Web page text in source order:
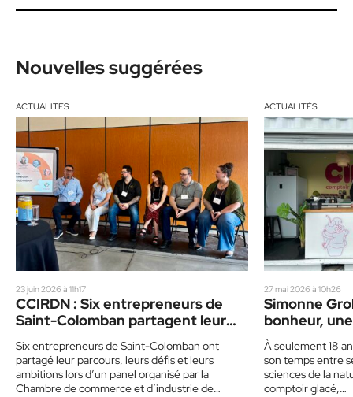
Nouvelles suggérées
ACTUALITÉS
23 juin 2026 à 11h17
CCIRDN : Six entrepreneurs de
Saint-Colomban partagent leur
Six entrepreneurs de Saint-Colomban ont
partagé leur parcours, leurs défis et leurs
ambitions lors d’un panel organisé par la
Chambre de commerce et d’industrie de…
ACTUALITÉS
27 mai 2026 à 10h26
Simonne
bonheur,
fois
À seulement 18
son temps entre
sciences de la
comptoir glacé,…